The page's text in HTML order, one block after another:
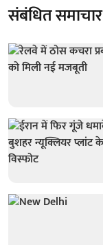
संबंधित समाचार